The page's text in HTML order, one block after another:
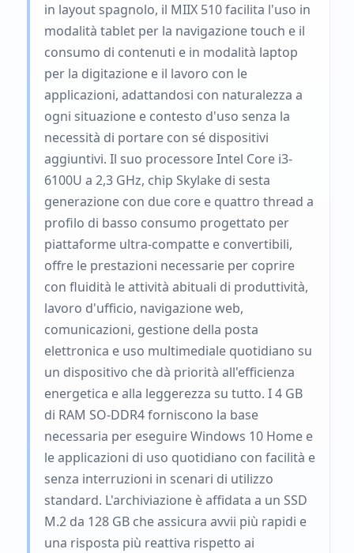
in layout spagnolo, il MIIX 510 facilita l'uso in
modalità tablet per la navigazione touch e il
consumo di contenuti e in modalità laptop
per la digitazione e il lavoro con le
applicazioni, adattandosi con naturalezza a
ogni situazione e contesto d'uso senza la
necessità di portare con sé dispositivi
aggiuntivi. Il suo processore Intel Core i3-
6100U a 2,3 GHz, chip Skylake di sesta
generazione con due core e quattro thread a
profilo di basso consumo progettato per
piattaforme ultra-compatte e convertibili,
offre le prestazioni necessarie per coprire
con fluidità le attività abituali di produttività,
lavoro d'ufficio, navigazione web,
comunicazioni, gestione della posta
elettronica e uso multimediale quotidiano su
un dispositivo che dà priorità all'efficienza
energetica e alla leggerezza su tutto. I 4 GB
di RAM SO-DDR4 forniscono la base
necessaria per eseguire Windows 10 Home e
le applicazioni di uso quotidiano con facilità e
senza interruzioni in scenari di utilizzo
standard. L'archiviazione è affidata a un SSD
M.2 da 128 GB che assicura avvii più rapidi e
una risposta più reattiva rispetto ai